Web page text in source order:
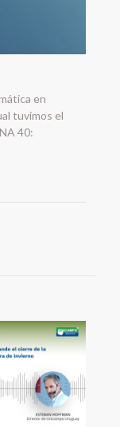
en
tuvimos el
40: